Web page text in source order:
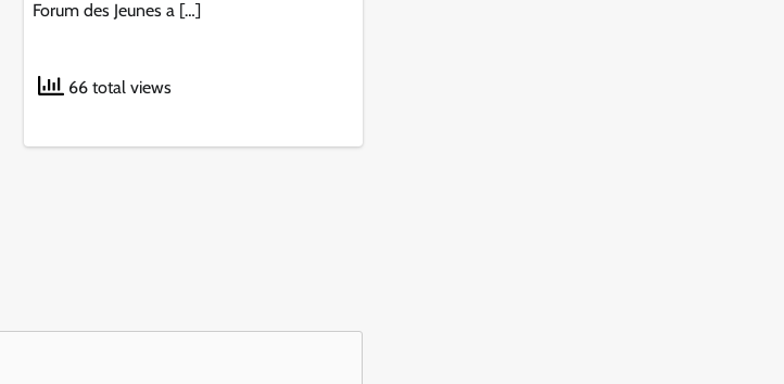
Forum des Jeunes a […]
66 total views